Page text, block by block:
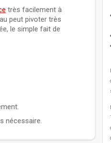
très facilement à
peut pivoter très
le simple fait de
nécessaire.